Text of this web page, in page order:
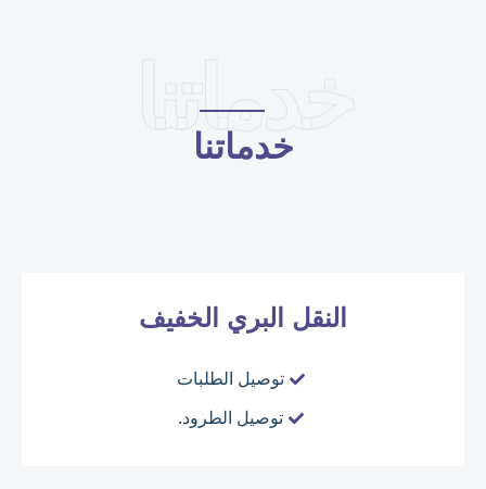
خدماتنا
خدماتنا
النقل البري الخفيف
توصيل الطلبات
توصيل الطرود.